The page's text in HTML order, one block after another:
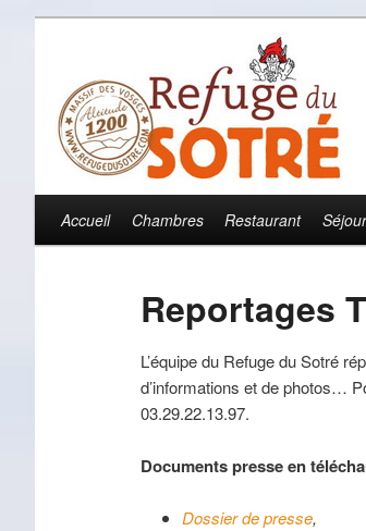
Menu principal
Aller au contenu principal
Aller au contenu secondaire
Accueil Chambres Restaurant
Reportages
L’équipe du Refuge du Sotré
d’informations et de photos…
03.29.22.13.97.
Documents presse en
Dossier de presse,